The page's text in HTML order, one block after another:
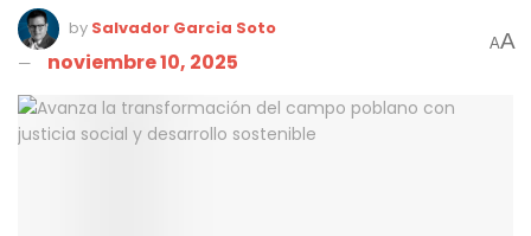
by Salvador Garcia Soto
noviembre 10, 2025
AA